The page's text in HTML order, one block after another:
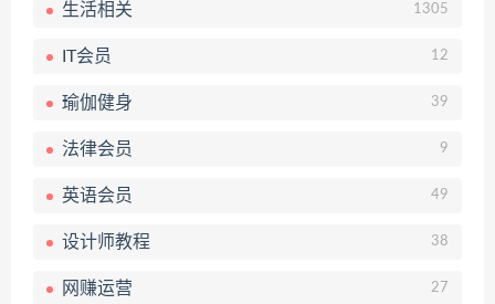
生活相关 1305
IT会员 12
瑜伽健身 39
法律会员 9
英语会员 49
设计师教程 38
网赚运营 27